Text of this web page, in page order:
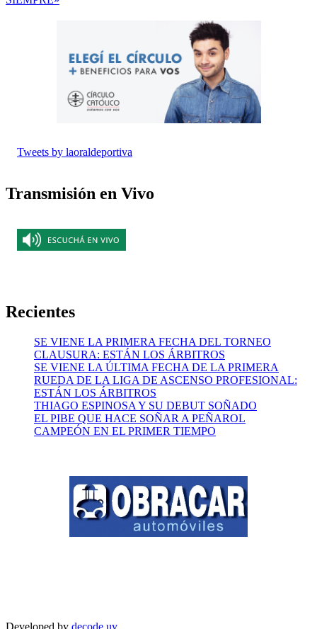
Tweets by laoraldeportiva
Transmisión en Vivo
Recientes
SE VIENE LA PRIMERA FECHA DEL TORNEO
CLAUSURA: ESTÁN LOS ÁRBITROS
SE VIENE LA ÚLTIMA FECHA DE LA PRIMERA
RUEDA DE LA LIGA DE ASCENSO PROFESIONAL:
ESTÁN LOS ÁRBITROS
THIAGO ESPINOSA Y SU DEBUT SOÑADO
EL PIBE QUE HACE SOÑAR A PEÑAROL
CAMPEÓN EN EL PRIMER TIEMPO
Developed by decode.uy